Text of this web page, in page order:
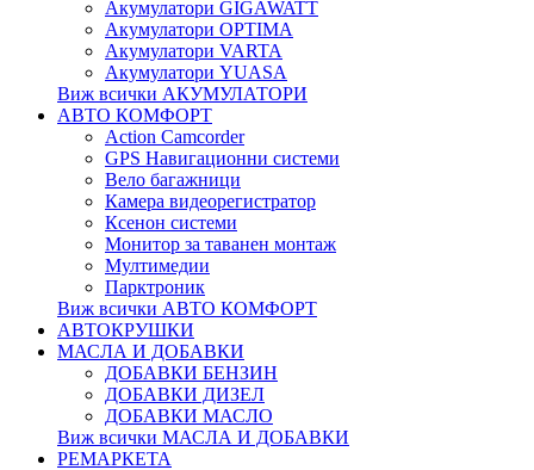
Акумулатори GIGAWATT
Акумулатори OPTIMA
Акумулатори VARTA
Акумулатори YUASA
Виж всички АКУМУЛАТОРИ
АВТО КОМФОРТ
Action Camcorder
GPS Навигационни системи
Вело багажници
Камера видеорегистратор
Ксенон системи
Монитор за таванен монтаж
Мултимедии
Парктроник
Виж всички АВТО КОМФОРТ
АВТОКРУШКИ
МАСЛА И ДОБАВКИ
ДОБАВКИ БЕНЗИН
ДОБАВКИ ДИЗЕЛ
ДОБАВКИ МАСЛО
Виж всички МАСЛА И ДОБАВКИ
РЕМАРКЕТА